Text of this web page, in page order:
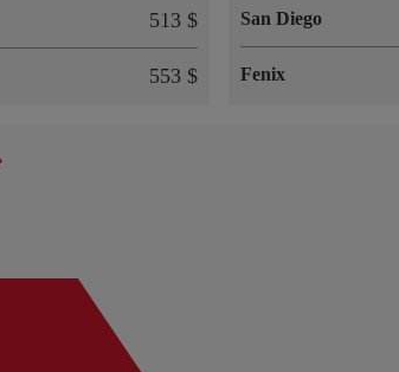
513 $
553 $
San Diego
Fenix